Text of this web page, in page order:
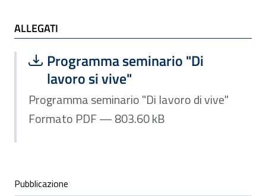
ALLEGATI
ALLEGATI
Scarica file:
Programma seminario "Di
lavoro si vive"
Formato PDF — Dimensione 803.60 kB
Programma seminario "Di lavoro di vive"
Formato PDF — 803.60 kB
Condivisione social
Pubblicazione